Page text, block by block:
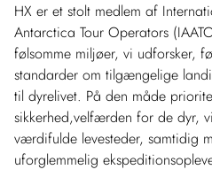
HX er et stolt medlem af
Antarctica Tour Operators
følsomme miljøer, vi udforsker,
standarder om tilgængelige
til dyrelivet. På den måde
sikkerhed,velfærden for de dyr,
værdifulde levesteder, samtidig
uforglemmelig